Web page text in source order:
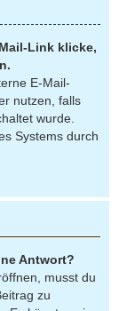
Link klicke,
E-Mail-
nutzen, falls
wurde.
Systems durch
Antwort?
musst du
zu